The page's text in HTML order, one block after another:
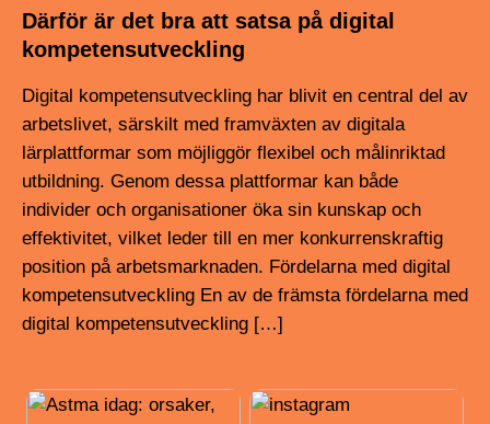
Därför är det bra att satsa på digital
kompetensutveckling
Digital kompetensutveckling har blivit en central del av
arbetslivet, särskilt med framväxten av digitala
lärplattformar som möjliggör flexibel och målinriktad
utbildning. Genom dessa plattformar kan både
individer och organisationer öka sin kunskap och
effektivitet, vilket leder till en mer konkurrenskraftig
position på arbetsmarknaden. Fördelarna med digital
kompetensutveckling En av de främsta fördelarna med
digital kompetensutveckling […]